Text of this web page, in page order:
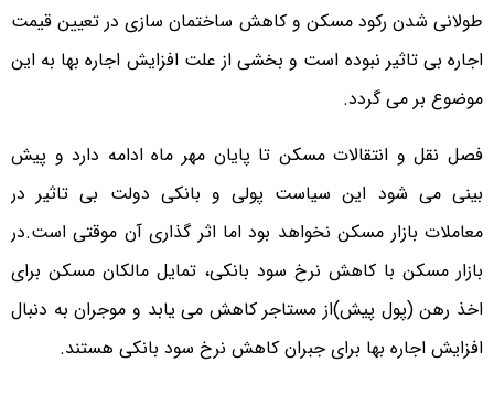
طولانی شدن رکود مسکن و کاهش ساختمان سازی در تعیین قیمت
اجاره بی تاثیر نبوده است و بخشی از علت افزایش اجاره بها به این
موضوع بر می گردد.
فصل نقل و انتقالات مسکن تا پایان مهر ماه ادامه دارد و پیش
بینی می شود این سیاست پولی و بانکی دولت بی تاثیر در
معاملات بازار مسکن نخواهد بود اما اثر گذاری آن موقتی است.در
بازار مسکن با کاهش نرخ سود بانکی، تمایل مالکان مسکن برای
اخذ رهن (پول پیش)از مستاجر کاهش می یابد و موجران به دنبال
افزایش اجاره بها برای جبران کاهش نرخ سود بانکی هستند.